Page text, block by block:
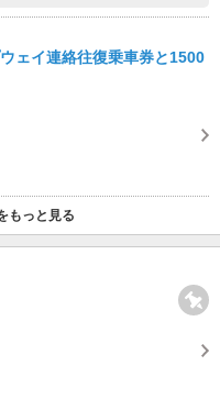
ェイ連絡往復乗車券と1500
もっと見る